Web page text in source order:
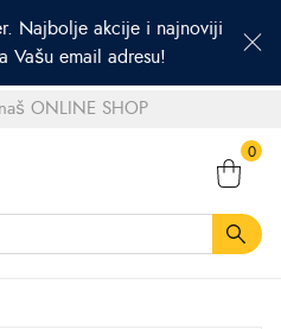
Najbolje akcije i najnoviji
Vašu email adresu!
ONLINE SHOP
0